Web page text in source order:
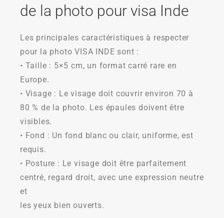
de la photo pour visa Inde
Les principales caractéristiques à respecter
pour la photo VISA INDE sont :
• Taille : 5×5 cm, un format carré rare en
Europe.
• Visage : Le visage doit couvrir environ 70 à
80 % de la photo. Les épaules doivent être
visibles.
• Fond : Un fond blanc ou clair, uniforme, est
requis.
• Posture : Le visage doit être parfaitement
centré, regard droit, avec une expression neutre
et
les yeux bien ouverts.